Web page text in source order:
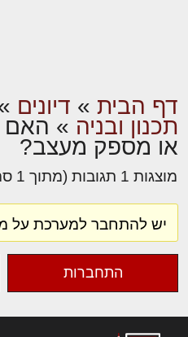
דף הבית » דיונים
תכנון ובניה » האם
או מספק מעצב?
מוצגות 1 תגובות (מתוך 1 סה״כ)
יש להתחבר למערכת על
התחברות